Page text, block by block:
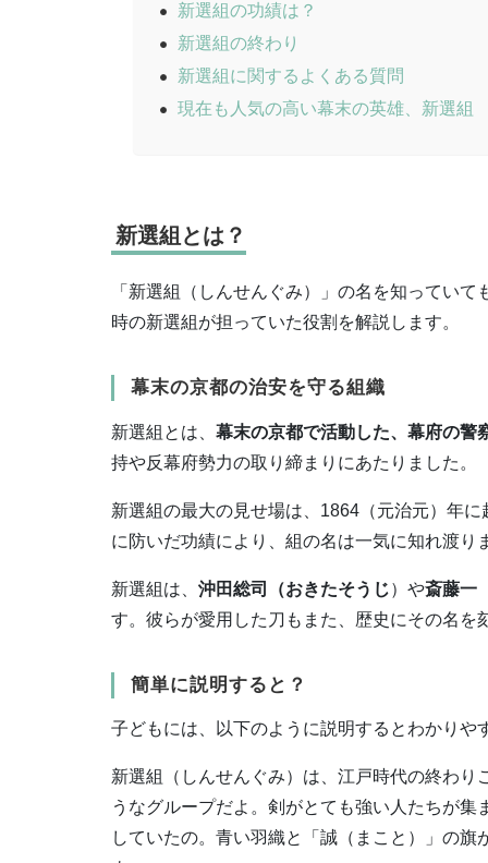
新選組の功績は？
新選組の終わり
新選組に関するよくある質問
現在も人気の高い幕末の英雄、新選組
新選組とは？
「新選組（しんせんぐみ）」の名を知ってい
時の新選組が担っていた役割を解説します。
幕末の京都の治安を守る組織
新選組とは、 幕末の京都で活動した、幕府の警
持や反幕府勢力の取り締まりにあたりました。
新選組の最大の見せ場は、1864（元治元）年に
に防いだ功績により、組の名は一気に知れ渡り
新選組は、 沖田総司（おきたそうじ）や斎藤一
す。彼らが愛用した刀もまた、歴史にその名を
簡単に説明すると？
子どもには、以下のように説明するとわかりや
新選組（しんせんぐみ）は、江戸時代の終わ
うなグループだよ。剣がとても強い人たちが
していたの。青い羽織と「誠（まこと）」の